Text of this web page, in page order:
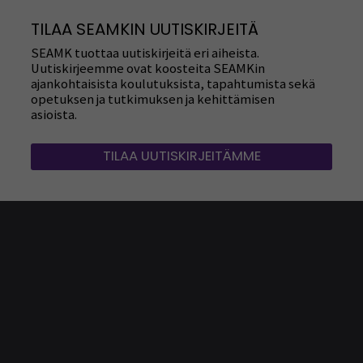
TILAA SEAMKIN UUTISKIRJEITÄ
SEAMK tuottaa uutiskirjeitä eri aiheista.
Uutiskirjeemme ovat koosteita SEAMKin
ajankohtaisista koulutuksista, tapahtumista sekä
opetuksen ja tutkimuksen ja kehittämisen
asioista.
TILAA UUTISKIRJEITÄMME